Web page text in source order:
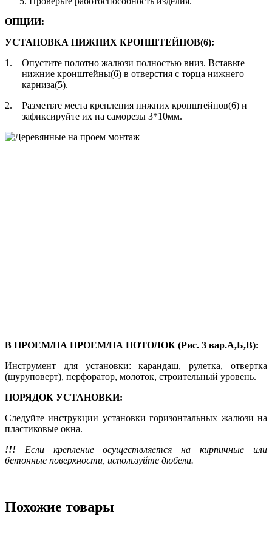
ОПЦИИ:
УСТАНОВКА НИЖНИХ КРОНШТЕЙНОВ(6):
1.
Опустите полотно жалюзи полностью вниз. Вставьте
нижние кронштейны(6) в отверстия с торца нижнего
карниза(5).
2.
Разметьте места крепления нижних кронштейнов(6) и
зафиксируйте их на саморезы 3*10мм.
В ПРОЕМ/НА ПРОЕМ/НА ПОТОЛОК (Рис. 3 вар.А,Б,В):
Инструмент для установки: карандаш, рулетка, отвертка
(шуруповерт), перфоратор, молоток, строительный уровень.
ПОРЯДОК УСТАНОВКИ:
Следуйте инструкции установки горизонтальных жалюзи на
пластиковые окна.
!!! Если крепление осуществляется на кирпичные или
бетонные поверхности, используйте дюбели.
Похожие товары